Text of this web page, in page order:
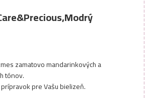
zamatovo mandarinkových a
tónov.
pre Vašu bielizeň.